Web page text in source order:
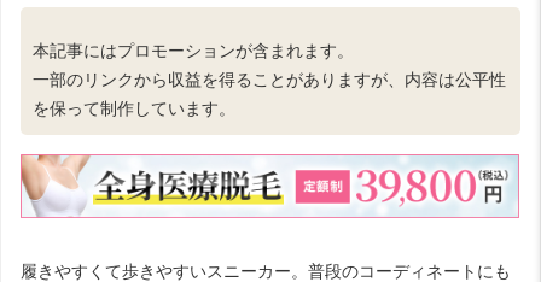
本記事にはプロモーションが含まれます。
一部のリンクから収益を得ることがありますが、内容は公平性
を保って制作しています。
履きやすくて歩きやすいスニーカー。普段のコーディネートにも